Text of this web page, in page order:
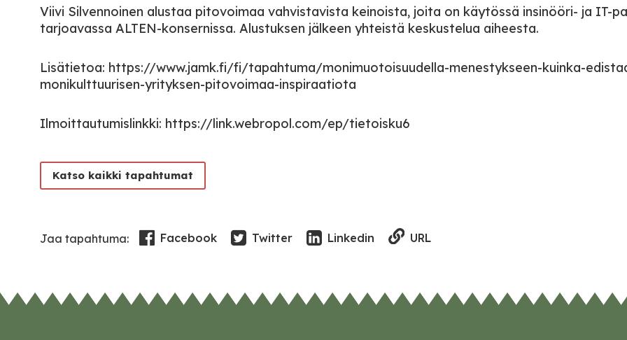
Viivi Silvennoinen alustaa pitovoimaa vahvistavista keinoista, joita on käytössä insinööri- ja IT-
tarjoavassa ALTEN-konsernissa. Alustuksen jälkeen yhteistä keskustelua aiheesta.
Lisätietoa: https://www.jamk.fi/fi/tapahtuma/monimuotoisuudella-menestykseen-kuinka-
monikulttuurisen-yrityksen-pitovoimaa-inspiraatiota
Ilmoittautumislinkki: https://link.webropol.com/ep/tietoisku6
Katso kaikki tapahtumat
Jaa tapahtuma: Facebook Twitter Linkedin URL